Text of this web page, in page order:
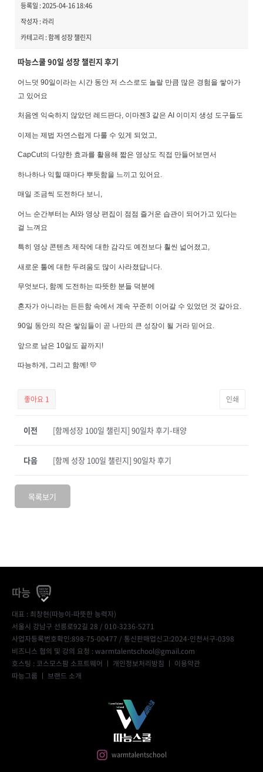
등록일 : 2025-04-16 18:46
작성자 : 라리
카테고리 : 함께 성장 챌린지
따능스쿨 90일 성장 챌린지 후기
어느덧 90일이라는 시간 동안 저 스스로도 놀랄 만큼 많은 경험을 쌓아가
고 있어요
처음엔 익숙하지 않았던 레드판다, 이마젠3 같은 AI 이미지 생성 도구들도
이제는 제법 자연스럽게 다룰 수 있게 되었고,
CapCut의 다양한 효과를 활용해 짧은 영상도 직접 만들어보면서
하나하나 익힐 때마다 뿌듯함을 느끼고 있어요.
매일 조금씩 도전하다 보니,
어느 순간부터는 AI와 영상 편집이 점점 즐거운 습관이 되어가고 있다는
걸 느껴요
특히 영상 콘텐츠 제작에 대한 감각도 예전보다 훨씬 넓어졌고,
새로운 툴에 대한 두려움도 많이 사라졌답니다.
무엇보다, 함께 도전하는 따뜻한 분들 덕분에
혼자가 아니라는 든든함 속에서 계속 꾸준히 이어갈 수 있었던 것 같아요.
90일 동안의 작은 쌓임들이 곧 나만의 큰 성장이 될 거라 믿어요.
앞으로 남은 10일도 끝까지!
따능하게, 그리고 함께! 💛
좋아요 1 인쇄
이전 [함께성장 100일 챌린지] 90일차 후기-태양
[함께 성장 100일 챌린지] 90일차 후기
다음
목록보기
따능
대표 : 최창현(따능이-따뜻한 능력자)
서울시 강남구 선릉로92길 28 / 010-3236-5271
사업자등록번호확인:898-75-00477 / 통신판매업신고:2024-인천서구-0398
비즈니스 협의 및 강의 요청 : warmtalentschool@gmail.com
호스팅 : 코스모스팜 소프트웨어 ㅣ 개인정보처리방침 ㅣ 이용약관
따능그룹 ㅣ 브랜드 소개
warmtalentschool